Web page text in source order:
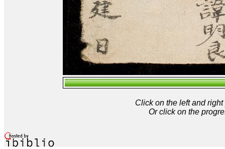
Click on the left and
Or click on the